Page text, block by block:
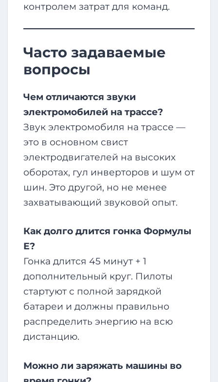
контролем затрат для команд.
Часто задаваемые
вопросы
Чем отличаются звуки
электромобилей на трассе?
Звук электромобиля на трассе —
это в основном свист
электродвигателей на высоких
оборотах, гул инверторов и шум от
шин. Это другой, но не менее
захватывающий звуковой опыт.
Как долго длится гонка Формулы
Е?
Гонка длится 45 минут + 1
дополнительный круг. Пилоты
стартуют с полной зарядкой
батареи и должны правильно
распределить энергию на всю
дистанцию.
Можно ли заряжать машины во